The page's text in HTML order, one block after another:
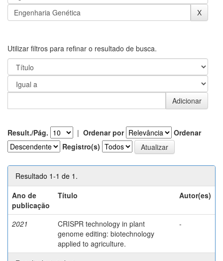
Utilizar filtros para refinar o resultado de busca.
Result./Pág. | Ordenar por
Ordenar
Registro(s)
Resultado 1-1 de 1.
Ano de
publicação
Título Autor(es)
2021
CRISPR technology in plant
genome editing: biotechnology
applied to agriculture.
-